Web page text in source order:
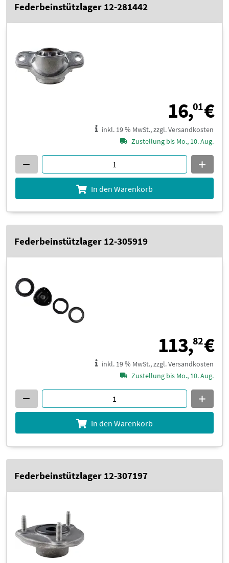
Federbeinstützlager 12-281442
16,01€
inkl. 19 % MwSt., zzgl. Versandkosten
Zustellung bis Mo., 10. Aug.
In den Warenkorb
Federbeinstützlager 12-305919
113,82€
inkl. 19 % MwSt., zzgl. Versandkosten
Zustellung bis Mo., 10. Aug.
In den Warenkorb
Federbeinstützlager 12-307197